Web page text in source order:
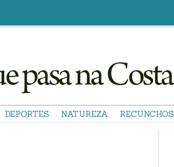
DEPORTES NATUREZA RECUNCHOS